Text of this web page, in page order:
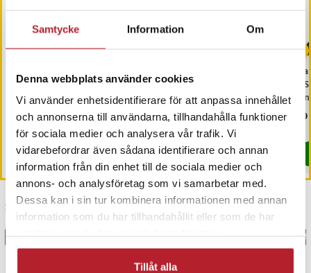
Samtycke Information Om
Denna webbplats använder cookies
Vi använder enhetsidentifierare för att anpassa innehållet
och annonserna till användarna, tillhandahålla funktioner
för sociala medier och analysera vår trafik. Vi
vidarebefordrar även sådana identifierare och annan
information från din enhet till de sociala medier och
annons- och analysföretag som vi samarbetar med.
Dessa kan i sin tur kombinera informationen med annan
information som du har tillhandahållit eller som de har
Tillåt alla
Dudao USB-C-Kabel med
Power Delivery 30W 2m -
Ljusblå
Pris: 49 kr
49 kr
I lager, levereras inom 1-2 vardagar
Köp
Dudao Flätad USB-C-
Kabel 60W 2m - Svart
Pris :49 kr
49 kr
I lager, levereras inom 1-2 vardagar
Köp
1m
Senast besökta